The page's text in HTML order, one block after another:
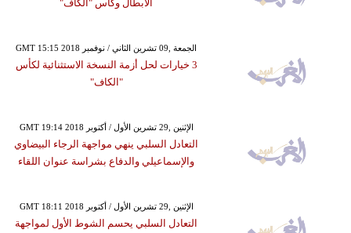
الأبطال وكأس "الكاف"
GMT 15:15 2018 الجمعة ,09 تشرين الثاني / نوفمبر
3 خيارات لحل أزمة النسخة الاستثنائية لكأس
"الكاف"
GMT 19:14 2018 الإثنين ,29 تشرين الأول / أكتوبر
التعادل السلبي ينهي مواجهة الرجاء البيضاوي
والإسماعيلي والدفاع بشراسة عنوان اللقاء
GMT 18:11 2018 الإثنين ,29 تشرين الأول / أكتوبر
التعادل السلبي يحسم الشوط الأول لمواجهة